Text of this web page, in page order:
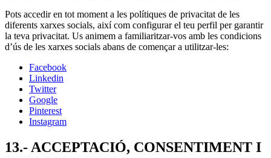
Pots accedir en tot moment a les polítiques de privacitat de les
diferents xarxes socials, així com configurar el teu perfil per garantir
la teva privacitat. Us animem a familiaritzar-vos amb les condicions
d’ús de les xarxes socials abans de començar a utilitzar-les:
Facebook
Linkedin
Twitter
Google
Pinterest
Instagram
13.- ACCEPTACIÓ, CONSENTIMENT I